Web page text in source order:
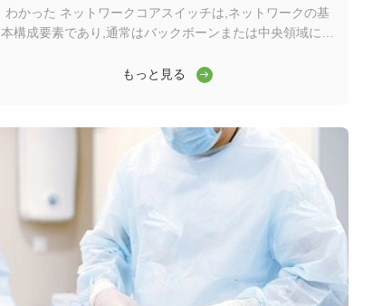
わかった ネットワークコアスイッチは,ネットワークの基
本構成要素であり,通常はバックボーンまたは中央領域に位
な運用を確保する上で重要な役割を果たしますワイダーコ
じてサーバー,インターネットサービスプロバイダー (ISP)
との接続を容易にする.そして他のスイッチの合計効率的に
転送されるトラフィックを処理するには,コアレイヤスイッ
チは大きなパワーと容量を持つ必要があります. そのため,
迅速で完全な管理スイッチであることが重要です. ...
もっと見る